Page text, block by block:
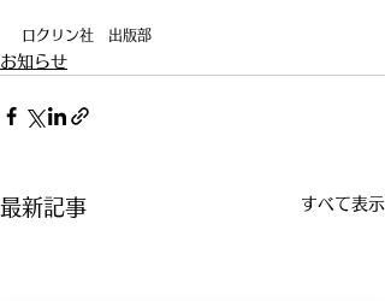
ロクリン社　出版部
お知らせ
最新記事 すべて表示